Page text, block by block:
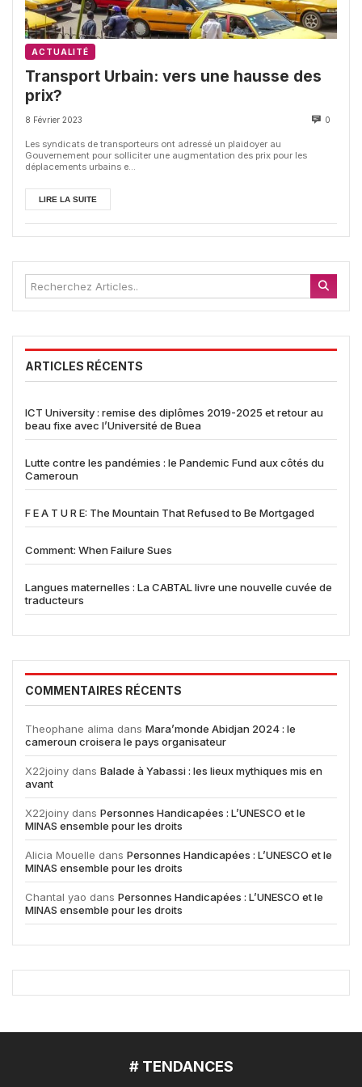
ACTUALITÉ
Transport Urbain: vers une hausse des
prix?
8 Février 2023 0
Les syndicats de transporteurs ont adressé un plaidoyer au
Gouvernement pour solliciter une augmentation des prix pour les
déplacements urbains e...
LIRE LA SUITE
ARTICLES RÉCENTS
ICT University : remise des diplômes 2019-2025 et retour au
beau fixe avec l’Université de Buea
Lutte contre les pandémies : le Pandemic Fund aux côtés du
Cameroun
F E A T U R E: The Mountain That Refused to Be Mortgaged
Comment: When Failure Sues
Langues maternelles : La CABTAL livre une nouvelle cuvée de
traducteurs
COMMENTAIRES RÉCENTS
Theophane alima dans Mara’monde Abidjan 2024 : le
cameroun croisera le pays organisateur
X22joiny dans Balade à Yabassi : les lieux mythiques mis en
avant
X22joiny dans Personnes Handicapées : L’UNESCO et le
MINAS ensemble pour les droits
Alicia Mouelle dans Personnes Handicapées : L’UNESCO et le
MINAS ensemble pour les droits
Chantal yao dans Personnes Handicapées : L’UNESCO et le
MINAS ensemble pour les droits
# TENDANCES